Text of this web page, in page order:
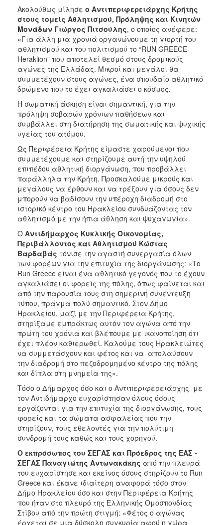
Ακολούθως μίλησε ο Αντιπεριφερειάρχης Κρήτης
στους τομείς Αθλητισμού, Πρόληψης και Κινητών
Μονάδων Γιώργος Πιτσούλης, ο οποίος ανέφερε:
«Για άλλη μια χρονιά οργανώνουμε τη γιορτή του
αθλητισμού και του πολιτισμού το “RUN GREECE-
Heraklion” που αποτελεί θεσμό στους δρομικούς
αγώνες της Ελλάδας. Μικροί και μεγάλοι θα
συμμετέχουν στους αγώνες, ένα σπουδαίο αθλητικό
δρώμενο που το έχει αγκαλιάσει ο κόσμος.
Η σωματική άσκηση είναι σημαντική, για την
πρόληψη σοβαρών χρόνιων παθήσεων και
συμβάλλει στη διατήρηση της σωματικής και ψυχικής
υγείας του ατόμου.
Ως Περιφέρεια Κρήτης είμαστε χαρούμενοι που
συμμετέχουμε και στηρίζουμε αυτή την υψηλού
επιπέδου αθλητική διοργάνωση, που προβάλλει
παράλληλα την Κρήτη. Προσκαλούμε μικρούς και
μεγάλους να έρθουν και να τρέξουν για όσους δεν
μπορούν να βαδίσουν την υπέροχη διαδρομή στο
ιστορικό κέντρο του Ηρακλείου συνδυάζοντας τον
αθλητισμό με την ήπια άθληση και ψυχαγωγία».
Ο Αντιδήμαρχος Κυκλικής Οικονομίας,
Περιβάλλοντος και Αθλητισμού Κώστας
Βαρδαβάς τόνισε την αγαστή συνεργασία όλων
των φορέων για την επιτυχία της διοργάνωσης: «Το
Run Greece είναι ένα αθλητικό γεγονός που το έχουν
αγκαλιάσει οι φορείς της πόλης, όπως φαίνεται και
από την παρουσία τους στη σημερινή συνέντευξη
τύπου, πράγμα πολύ σημαντικό. Στον Δήμο
Ηρακλείου, μαζί με την Περιφέρεια Κρήτης,
στηρίξαμε εμπράκτως αυτόν τον αγώνα από την
πρώτη του χρόνια και βλέπουμε με ικανοποίηση ότι
έχει πλέον καθιερωθεί. Καλούμε τους Ηρακλειώτες
να συμμετάσχουν και φέτος και να απολαύσουν
την διαδρομή στο πεζοδρομημένο κέντρο της πόλης
και δίπλα στη μνημεία της».
Τόσο ο Δήμαρχος όσο και ο Αντιπεριφερειάρχης με
τον Αντιδήμαρχο ευχαρίστησαν όλους όσους
εργάζονται για την επιτυχία της διοργάνωσης, τους
φορείς και τα σώματα ασφαλείας που την
στηρίζουν, τους εθελοντές για την πολύτιμη
συνδρομή τους καθώς και τους χορηγού.
Ο εκπρόσωπος του ΣΕΓΑΣ και Πρόεδρος της ΕΑΣ -
ΣΕΓΑΣ Παναγιώτης Αντωνακάκης από την πλευρά
του ευχαρίστησε και εκείνος όσους στηρίζουν το Run
Greece και έκανε ιδιαίτερη αναφορά τόσο στον
Δήμο Ηρακλείου όσο και στην Περιφέρεια Κρήτης
που ήταν στο πλευρό της Ελληνικής Ομοσπονδίας
Στίβου από την πρώτη στιγμή: «Φέτος ο αγώνας
έρχεται σε μια δύσκολη συγκυρία αφού η χώρα